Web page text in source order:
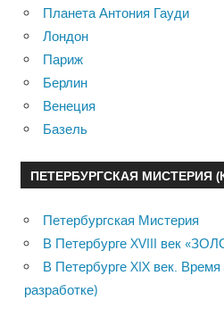
Планета Антония Гауди
Лондон
Париж
Берлин
Венеция
Базель
ПЕТЕРБУРГСКАЯ МИСТЕРИЯ
Петербургская Мистерия
В Петербурге XVIII век
В Петербурге XIX век.
разработке)